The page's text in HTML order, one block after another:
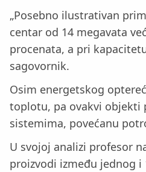
„Posebno ilustrativan
centar od 14 megavata
procenata, a pri
sagovornik.
Osim energetskog
toplotu, pa ovakvi objekti
sistemima, povećanu
U svojoj analizi profesor
proizvodi između jednog